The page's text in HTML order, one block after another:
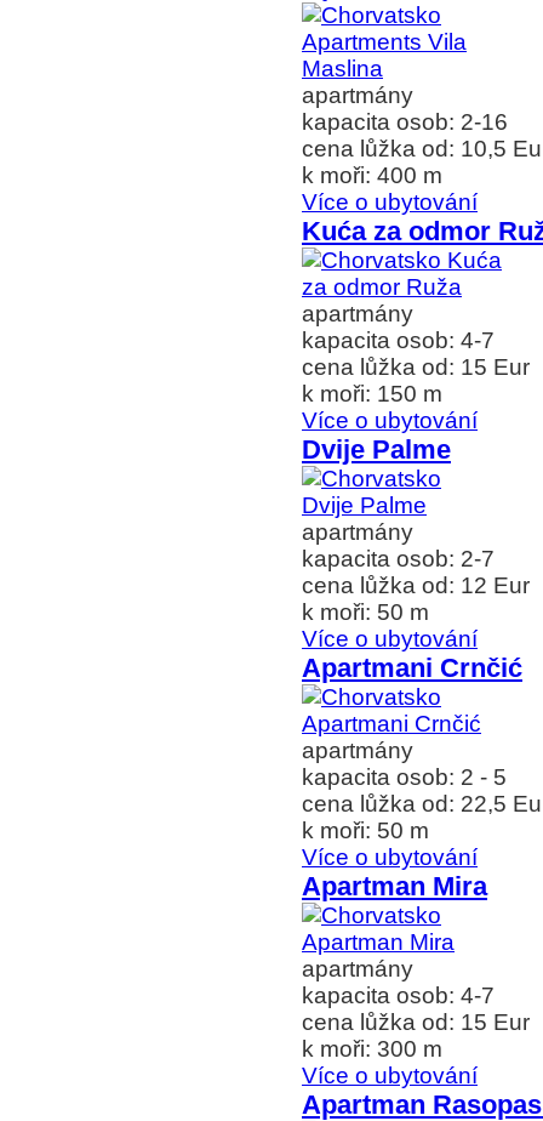
apartmány
kapacita osob: 2-16
cena lůžka od: 10,5
k moři: 400 m
Více o ubytování
Kuća za odmor
apartmány
kapacita osob: 4-7
cena lůžka od: 15 Eur
k moři: 150 m
Více o ubytování
Dvije Palme
apartmány
kapacita osob: 2-7
cena lůžka od: 12 Eur
k moři: 50 m
Více o ubytování
Apartmani Crnčić
apartmány
kapacita osob: 2 - 5
cena lůžka od: 22,5
k moři: 50 m
Více o ubytování
Apartman Mira
apartmány
kapacita osob: 4-7
cena lůžka od: 15 Eur
k moři: 300 m
Více o ubytování
Apartman